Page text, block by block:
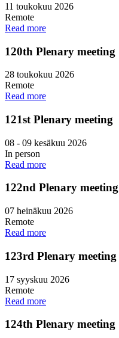
11 toukokuu 2026
Remote
Read more
120th Plenary meeting
28 toukokuu 2026
Remote
Read more
121st Plenary meeting
08 - 09 kesäkuu 2026
In person
Read more
122nd Plenary meeting
07 heinäkuu 2026
Remote
Read more
123rd Plenary meeting
17 syyskuu 2026
Remote
Read more
124th Plenary meeting